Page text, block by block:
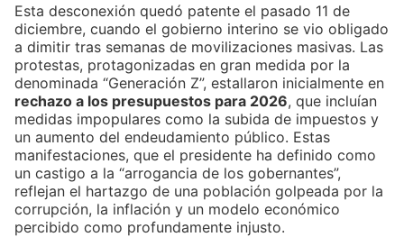
Esta desconexión quedó patente el pasado 11 de
diciembre, cuando el gobierno interino se vio obligado
a dimitir tras semanas de movilizaciones masivas. Las
protestas, protagonizadas en gran medida por la
denominada “Generación Z”, estallaron inicialmente en
rechazo a los presupuestos para 2026, que incluían
medidas impopulares como la subida de impuestos y
un aumento del endeudamiento público. Estas
manifestaciones, que el presidente ha definido como
un castigo a la “arrogancia de los gobernantes”,
reflejan el hartazgo de una población golpeada por la
corrupción, la inflación y un modelo económico
percibido como profundamente injusto.